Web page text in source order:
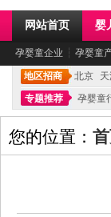
网站首页 婴
孕婴童企业 ┆ 孕婴童
地区招商 北京
专题推荐
孕婴童
您的位置：